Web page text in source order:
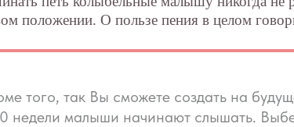
положении. О пользе пения в целом
того, так Вы сможете создать на
недели малыши начинают слышать.